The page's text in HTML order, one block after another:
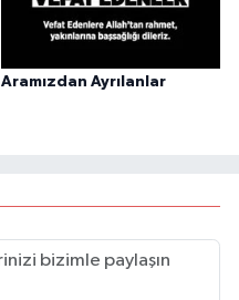
Aramızdan Ayrılanlar